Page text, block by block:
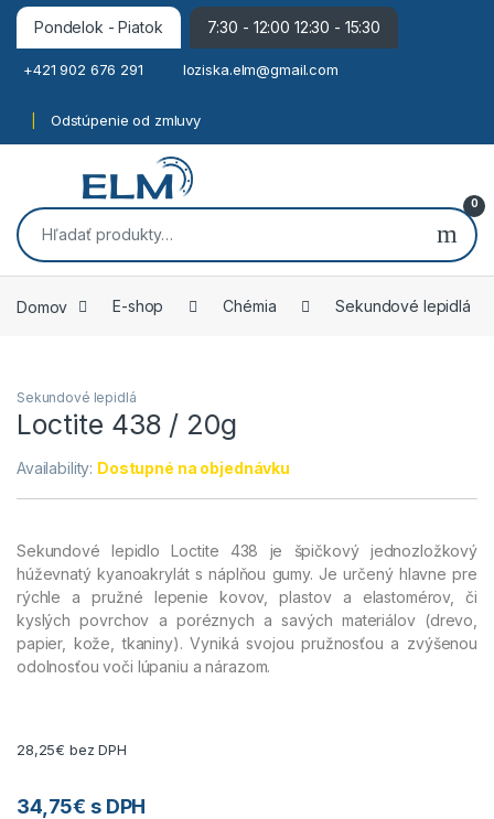
Pondelok - Piatok 7:30 - 12:00 12:30 - 15:30
+421 902 676 291 loziska.elm@gmail.com
Odstúpenie od zmluvy
0
Hľadať:
Domov E-shop Chémia Sekundové lepidlá
Sekundové lepidlá
Loctite 438 / 20g
Availability: Dostupné na objednávku
Sekundové lepidlo Loctite 438 je špičkový jednozložkový
húževnatý kyanoakrylát s náplňou gumy. Je určený hlavne pre
rýchle a pružné lepenie kovov, plastov a elastomérov, či
kyslých povrchov a poréznych a savých materiálov (drevo,
papier, kože, tkaniny). Vyniká svojou pružnosťou a zvýšenou
odolnosťou voči lúpaniu a nárazom.
28,25€ bez DPH
34,75€ s DPH